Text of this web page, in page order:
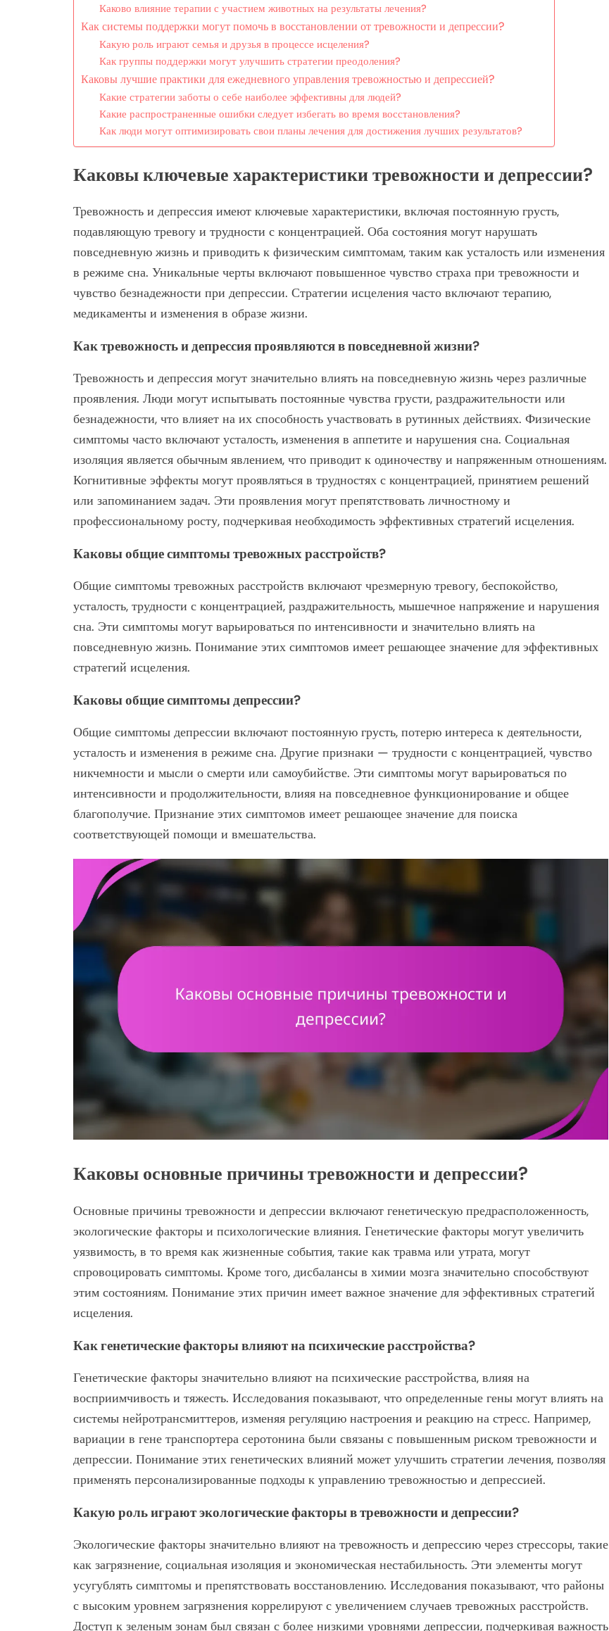
Каково влияние терапии с участием животных на результаты лечения?
Как системы поддержки могут помочь в восстановлении от тревожности и депрессии?
Какую роль играют семья и друзья в процессе исцеления?
Как группы поддержки могут улучшить стратегии преодоления?
Каковы лучшие практики для ежедневного управления тревожностью и депрессией?
Какие стратегии заботы о себе наиболее эффективны для людей?
Какие распространенные ошибки следует избегать во время восстановления?
Как люди могут оптимизировать свои планы лечения для достижения лучших результатов?
Каковы ключевые характеристики тревожности и депрессии?
Тревожность и депрессия имеют ключевые характеристики, включая постоянную грусть,
подавляющую тревогу и трудности с концентрацией. Оба состояния могут нарушать
повседневную жизнь и приводить к физическим симптомам, таким как усталость или изменения
в режиме сна. Уникальные черты включают повышенное чувство страха при тревожности и
чувство безнадежности при депрессии. Стратегии исцеления часто включают терапию,
медикаменты и изменения в образе жизни.
Как тревожность и депрессия проявляются в повседневной жизни?
Тревожность и депрессия могут значительно влиять на повседневную жизнь через различные
проявления. Люди могут испытывать постоянные чувства грусти, раздражительности или
безнадежности, что влияет на их способность участвовать в рутинных действиях. Физические
симптомы часто включают усталость, изменения в аппетите и нарушения сна. Социальная
изоляция является обычным явлением, что приводит к одиночеству и напряженным отношениям.
Когнитивные эффекты могут проявляться в трудностях с концентрацией, принятием решений
или запоминанием задач. Эти проявления могут препятствовать личностному и
профессиональному росту, подчеркивая необходимость эффективных стратегий исцеления.
Каковы общие симптомы тревожных расстройств?
Общие симптомы тревожных расстройств включают чрезмерную тревогу, беспокойство,
усталость, трудности с концентрацией, раздражительность, мышечное напряжение и нарушения
сна. Эти симптомы могут варьироваться по интенсивности и значительно влиять на
повседневную жизнь. Понимание этих симптомов имеет решающее значение для эффективных
стратегий исцеления.
Каковы общие симптомы депрессии?
Общие симптомы депрессии включают постоянную грусть, потерю интереса к деятельности,
усталость и изменения в режиме сна. Другие признаки — трудности с концентрацией, чувство
никчемности и мысли о смерти или самоубийстве. Эти симптомы могут варьироваться по
интенсивности и продолжительности, влияя на повседневное функционирование и общее
благополучие. Признание этих симптомов имеет решающее значение для поиска
соответствующей помощи и вмешательства.
Каковы основные причины тревожности и депрессии?
Основные причины тревожности и депрессии включают генетическую предрасположенность,
экологические факторы и психологические влияния. Генетические факторы могут увеличить
уязвимость, в то время как жизненные события, такие как травма или утрата, могут
спровоцировать симптомы. Кроме того, дисбалансы в химии мозга значительно способствуют
этим состояниям. Понимание этих причин имеет важное значение для эффективных стратегий
исцеления.
Как генетические факторы влияют на психические расстройства?
Генетические факторы значительно влияют на психические расстройства, влияя на
восприимчивость и тяжесть. Исследования показывают, что определенные гены могут влиять на
системы нейротрансмиттеров, изменяя регуляцию настроения и реакцию на стресс. Например,
вариации в гене транспортера серотонина были связаны с повышенным риском тревожности и
депрессии. Понимание этих генетических влияний может улучшить стратегии лечения, позволяя
применять персонализированные подходы к управлению тревожностью и депрессией.
Какую роль играют экологические факторы в тревожности и депрессии?
Экологические факторы значительно влияют на тревожность и депрессию через стрессоры, такие
как загрязнение, социальная изоляция и экономическая нестабильность. Эти элементы могут
усугублять симптомы и препятствовать восстановлению. Исследования показывают, что районы
с высоким уровнем загрязнения коррелируют с увеличением случаев тревожных расстройств.
Доступ к зеленым зонам был связан с более низкими уровнями депрессии, подчеркивая важность